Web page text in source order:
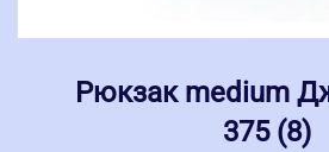
Рюкзак medium
375 (8)